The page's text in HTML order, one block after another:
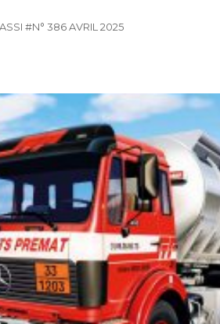
#N° 386 AVRIL 2025